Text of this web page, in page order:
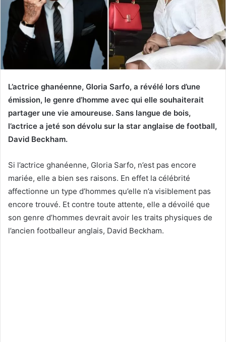
L’actrice ghanéenne, Gloria Sarfo, a révélé lors d’une
émission, le genre d’homme avec qui elle souhaiterait
partager une vie amoureuse. Sans langue de bois,
l’actrice a jeté son dévolu sur la star anglaise de football,
David Beckham.
Si l’actrice ghanéenne, Gloria Sarfo, n’est pas encore
mariée, elle a bien ses raisons. En effet la célébrité
affectionne un type d’hommes qu’elle n’a visiblement pas
encore trouvé. Et contre toute attente, elle a dévoilé que
son genre d’hommes devrait avoir les traits physiques de
l’ancien footballeur anglais, David Beckham.